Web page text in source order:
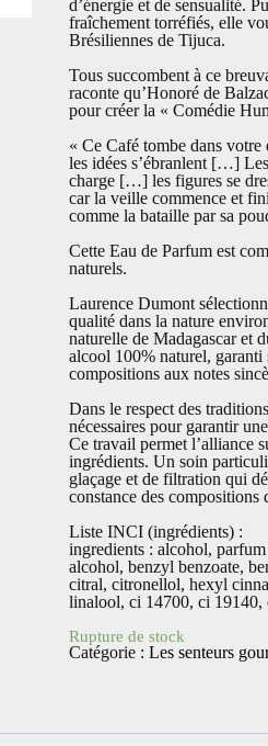
d’énergie et de sensualité.
fraîchement torréfiés, elle
Brésiliennes de Tijuca.
Tous succombent à ce
raconte qu’Honoré de
pour créer la « Comédie
« Ce Café tombe dans
les idées s’ébranlent […]
charge […] les figures se
car la veille commence et
comme la bataille par sa
Cette Eau de Parfum est
naturels.
Laurence Dumont
qualité dans la nature
naturelle de Madagascar et
alcool 100% naturel, garanti
compositions aux notes
Dans le respect des
nécessaires pour garantir
Ce travail permet l’alliance
ingrédients. Un soin
glaçage et de filtration qui
constance des compositions
Liste INCI (ingrédients) :
ingredients : alcohol,
alcohol, benzyl benzoate,
citral, citronellol, hexyl
linalool, ci 14700, ci 19140,
Rupture de stock
Catégorie : Les senteurs